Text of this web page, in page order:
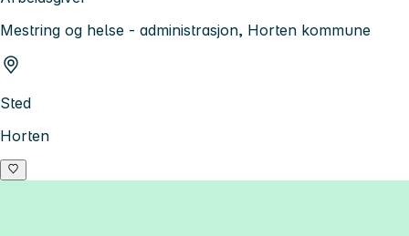
Mestring og helse - administrasjon, Horten kommune
Sted
Horten